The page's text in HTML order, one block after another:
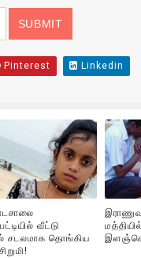
நீதி கேட்டு
செய்த திரைப்படம்
Pinterest Linkedin
வீட்டு
சடலமாக தொங்கிய